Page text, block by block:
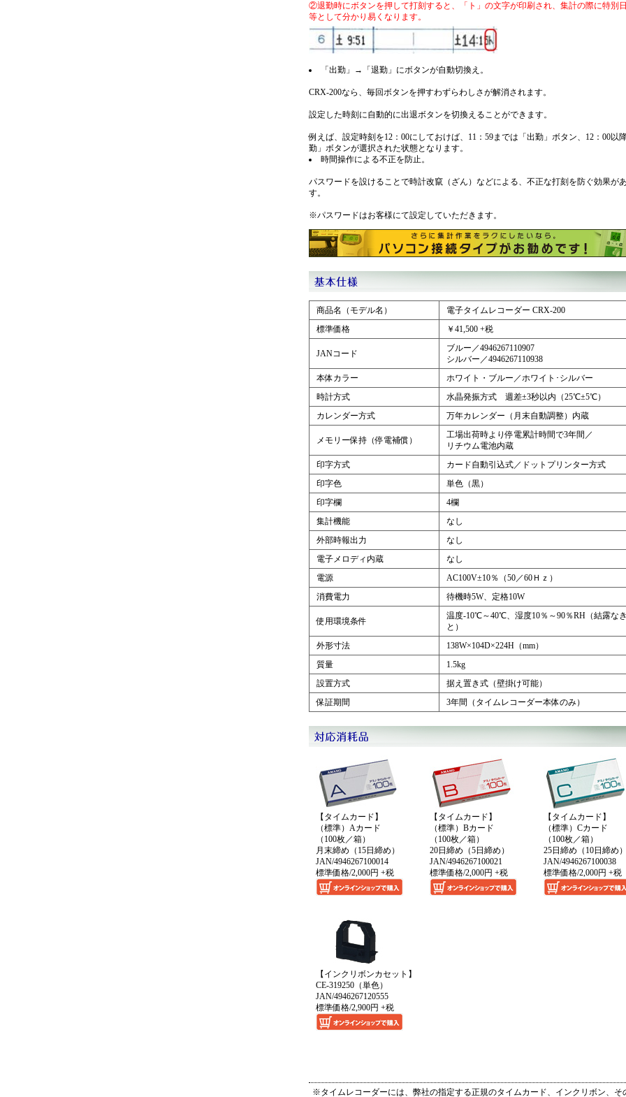
②退勤時にボタンを押して打刻すると、「ト」の文字が印刷され、集計の際に特別
等として分かり易くなります。
「出勤」→「退勤」にボタンが自動切換え。
CRX-200なら、毎回ボタンを押すわずらわしさが解消されます。
設定した時刻に自動的に出退ボタンを切換えることができます。
例えば、設定時刻を12：00にしておけば、11：59までは「出勤」ボタン、12：00以
勤」ボタンが選択された状態となります。
時間操作による不正を防止。
パスワードを設けることで時計改竄（ざん）などによる、不正な打刻を防ぐ効果が
す。
※パスワードはお客様にて設定していただきます。
商品名（モデル名）
電子タイムレコーダー CRX-200
標準価格
￥41,500 +税
JANコード
ブルー／4946267110907
シルバー／4946267110938
本体カラー
ホワイト・ブルー／ホワイト･シルバー
時計方式
水晶発振方式 週差±3秒以内（25℃±5℃）
カレンダー方式
万年カレンダー（月末自動調整）内蔵
メモリー保持（停電補償）
工場出荷時より停電累計時間で3年間／
リチウム電池内蔵
印字方式
カード自動引込式／ドットプリンター方式
印字色
単色（黒）
印字欄
4欄
集計機能
なし
外部時報出力
なし
電子メロディ内蔵
なし
電源
AC100V±10％（50／60Ｈｚ）
消費電力
待機時5W、定格10W
使用環境条件
温度-10℃～40℃、湿度10％～90％RH（結露な
と）
外形寸法
138W×104D×224H（mm）
質量
1.5kg
設置方式
据え置き式（壁掛け可能）
保証期間
3年間（タイムレコーダー本体のみ）
【タイムカード】
（標準）Aカード
（100枚／箱）
月末締め（15日締め）
JAN/4946267100014
標準価格/2,000円 +税
【タイムカード】
（標準）Bカード
（100枚／箱）
20日締め（5日締め）
JAN/4946267100021
標準価格/2,000円 +税
【タイムカード】
（標準）Cカード
（100枚／箱）
25日締め（10日締め
JAN/4946267100038
標準価格/2,000円 +税
【インクリボンカセット】
CE-319250（単色）
JAN/4946267120555
標準価格/2,900円 +税
※タイムレコーダーには、弊社の指定する正規のタイムカード、インクリボン、そ